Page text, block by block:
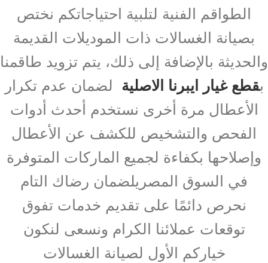
الطواقم الفنية لتلبية احتياجاتكم نختص
بصيانة الغسالات ذات الموديلات القديمة
والحديثة بالإضافة إلى ذلك، يتم تزويد طاقمنا
بقطع غيار ايبرنا الاصلية لضمان عدم تكرار
الأعطال مرة أخرى نستخدم أحدث أدوات
الفحص والتشخيص للكشف عن الأعطال
وإصلاحها بكفاءة لجميع الماركات المتوفرة
في السوق المصريلضمان رضاك التام
نحرص دائمًا على تقديم خدمات تفوق
توقعات عملائنا الكرام ونسعى لنكون
خياركم الأول لصيانة الغسالات